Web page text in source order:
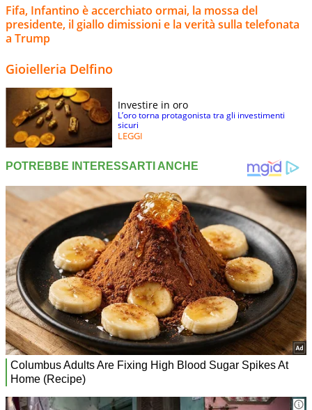
Fifa, Infantino è accerchiato ormai, la mossa del
presidente, il giallo dimissioni e la verità sulla telefonata
a Trump
Gioielleria Delfino
Investire in oro
L’oro torna protagonista tra gli investimenti
sicuri
LEGGI